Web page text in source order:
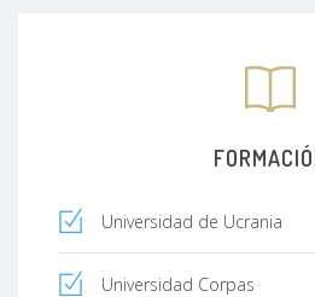
Universidad de Ucrania
Universidad Corpas